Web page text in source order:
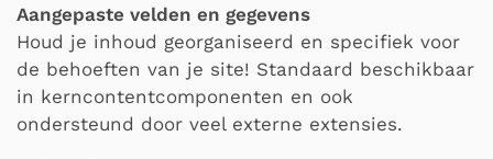
Aangepaste velden en gegevens
Houd je inhoud georganiseerd en specifiek voor
de behoeften van je site! Standaard beschikbaar
in kerncontentcomponenten en ook
ondersteund door veel externe extensies.